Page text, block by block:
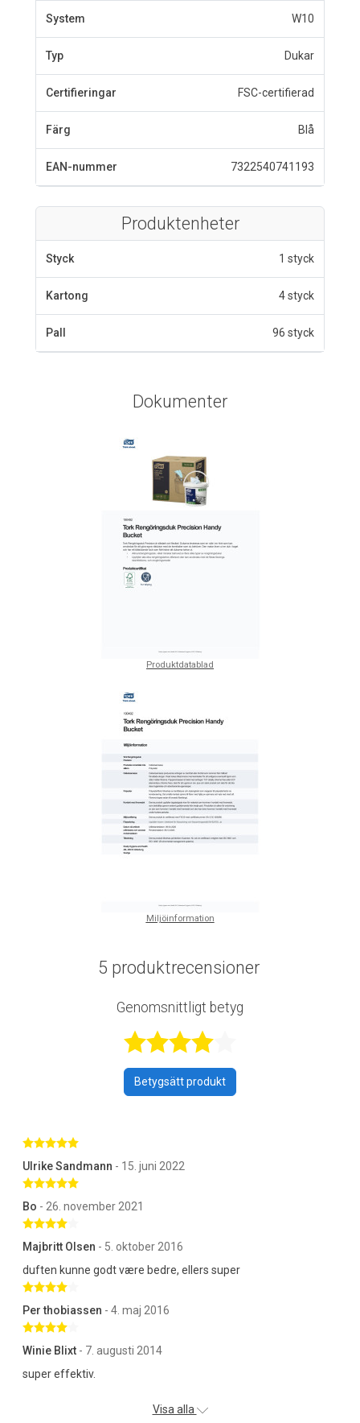
System W10
Typ Dukar
Certifieringar FSC-certifierad
Färg Blå
EAN-nummer 7322540741193
Produktenheter
Styck 1 styck
Kartong 4 styck
Pall 96 styck
Dokumenter
Produktdatablad
Miljöinformation
5 produktrecensioner
Genomsnittligt betyg
Betygsätt produkt
Betygsatt 5 av 5 stjärnor
Ulrike Sandmann - 15. juni 2022
Betygsatt 5 av 5 stjärnor
Bo - 26. november 2021
Majbritt Olsen - 5. oktober 2016
duften kunne godt være bedre, ellers super
Per thobiassen - 4. maj 2016
Winie Blixt - 7. augusti 2014
super effektiv.
Visa alla